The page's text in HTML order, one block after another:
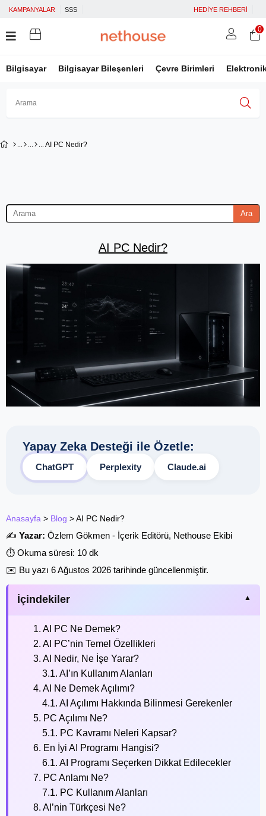
KAMPANYALAR SSS HEDİYE REHBERİ
Bilgisayar Bilgisayar Bileşenleri Çevre Birimleri
0
AI PC Nedir?
Ara
AI PC Nedir?
Yapay Zeka Desteği ile Özetle:
ChatGPT Perplexity Claude.ai
Anasayfa > Blog >AI PC Nedir?
✍️ Yazar: Özlem Gökmen - İçerik Editörü, Nethouse Ekibi
⏱️ Okuma süresi: 10 dk
✉️ Bu yazı 6 Ağustos 2026 tarihinde güncellenmiştir.
İçindekiler
1. AI PC Ne Demek?
2. AI PC’nin Temel Özellikleri
3. AI Nedir, Ne İşe Yarar?
3.1. AI’ın Kullanım Alanları
4. AI Ne Demek Açılımı?
4.1. AI Açılımı Hakkında Bilinmesi Gerekenler
5. PC Açılımı Ne?
5.1. PC Kavramı Neleri Kapsar?
6. En İyi AI Programı Hangisi?
6.1. AI Programı Seçerken Dikkat Edilecekler
7. PC Anlamı Ne?
7.1. PC Kullanım Alanları
8. AI’nin Türkçesi Ne?